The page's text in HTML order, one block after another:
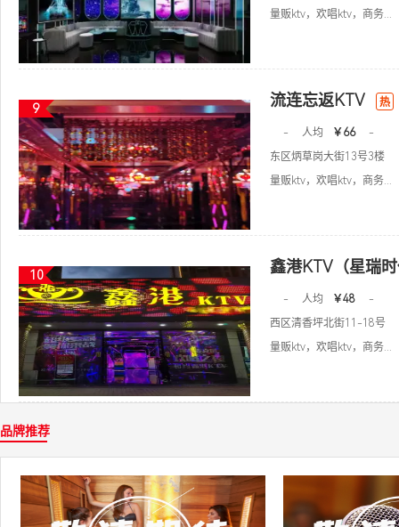
量贩ktv，欢唱ktv，商务...
9 流连忘返KTV 热
- 人均 ￥66
-
东区炳草岗大街13号3楼
量贩ktv，欢唱ktv，商务...
10 鑫港KTV（星瑞
- 人均 ￥48
-
西区清香坪北街11-18号
量贩ktv，欢唱ktv，商务...
品牌推荐